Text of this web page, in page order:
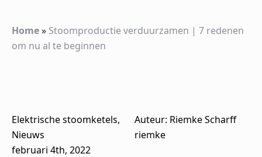
Home» Stoomproductie verduurzamen | 7 redenen
om nu al te beginnen
Elektrische stoomketels
Nieuws
februari 4th, 2022
Auteur: Riemke Scharff
riemke